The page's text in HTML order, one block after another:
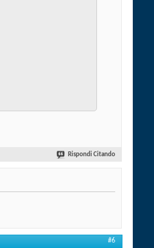
Rispondi Citando
#6